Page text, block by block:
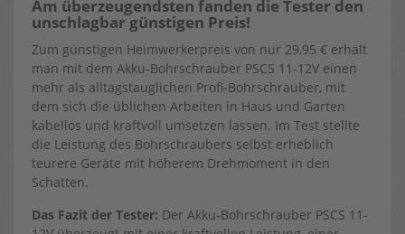
Am überzeugendsten fanden die Tester den
unschlagbar günstigen Preis!
Zum günstigen Heimwerkerpreis von nur 29,95 € erhält
man mit dem Akku-Bohrschrauber PSCS 11-12V einen
mehr als alltagstauglichen Profi-Bohrschrauber, mit
dem sich die üblichen Arbeiten in Haus und Garten
kabellos und kraftvoll umsetzen lassen. Im Test stellte
die Leistung des Bohrschraubers selbst erheblich
teurere Geräte mit höherem Drehmoment in den
Schatten.
Das Fazit der Tester: Der Akku-Bohrschrauber PSCS 11-